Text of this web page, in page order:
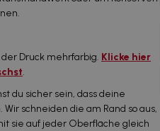
Druck mehrfarbig. Klicke hier
.
du sicher sein, dass deine
schneiden die am Rand so aus,
sie auf jeder Oberfläche gleich